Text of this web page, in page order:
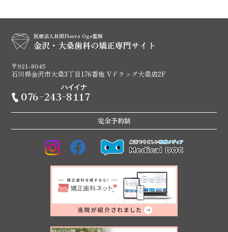
医療法人社団Pierre Oge監修
金沢・大桑歯科の矯正専門サイト
〒921-8045
石川県金沢市大桑3丁目176番地 Vドラッグ大桑店2F
ハイイナ
076-243-8117
完全予約制